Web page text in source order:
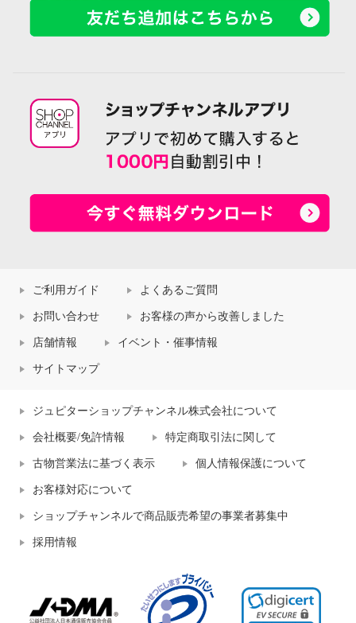
ご利用ガイド よくあるご質問
お問い合わせ お客様の声から改善しました
店舗情報 イベント・催事情報
サイトマップ
ジュピターショップチャンネル株式会社について
会社概要/免許情報 特定商取引法に関して
古物営業法に基づく表示 個人情報保護について
お客様対応について
ショップチャンネルで商品販売希望の事業者募集中
採用情報